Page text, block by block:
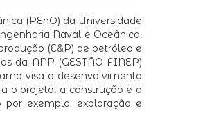
(PEnO) da Universidade
Naval e Oceânica,
(E&P) de petróleo e
da ANP (GESTÃO FINEP)
visa o desenvolvimento
o projeto, a construção e a
exemplo: exploração e